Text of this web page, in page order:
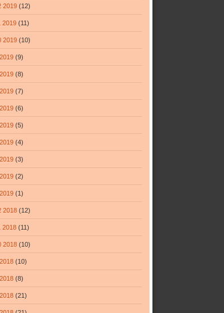
2019 (12)
2019 (11)
2019 (10)
(9)
(8)
(7)
(6)
(5)
(4)
(3)
(2)
(1)
2018 (12)
2018 (11)
2018 (10)
(10)
(8)
(21)